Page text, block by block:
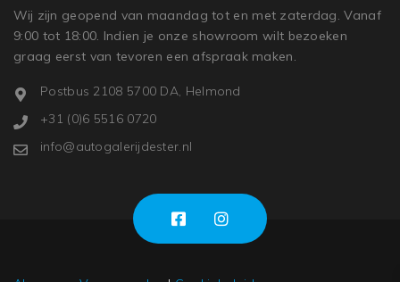
Wij zijn geopend van maandag tot en met zaterdag. Vanaf
9:00 tot 18:00. Indien je onze showroom wilt bezoeken
graag eerst van tevoren een afspraak maken.
Postbus 2108 5700 DA, Helmond
+31 (0)6 5516 0720
info@autogalerijdester.nl